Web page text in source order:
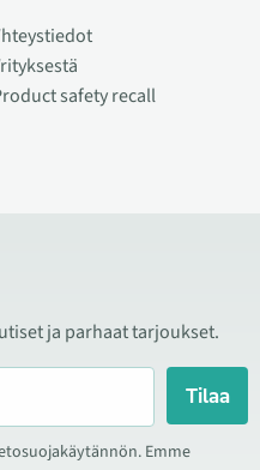
safety recall
ja parhaat tarjoukset.
Tilaa
Emme